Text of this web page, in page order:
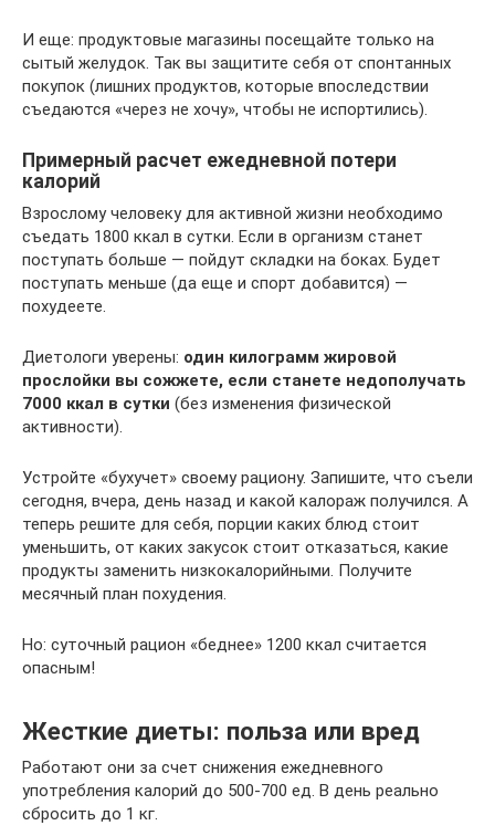
И еще: продуктовые магазины посещайте только на
сытый желудок. Так вы защитите себя от спонтанных
покупок (лишних продуктов, которые впоследствии
съедаются «через не хочу», чтобы не испортились).
Примерный расчет ежедневной потери
калорий
Взрослому человеку для активной жизни необходимо
съедать 1800 ккал в сутки. Если в организм станет
поступать больше — пойдут складки на боках. Будет
поступать меньше (да еще и спорт добавится) —
похудеете.
Диетологи уверены: один килограмм жировой
прослойки вы сожжете, если станете недополучать
7000 ккал в сутки (без изменения физической
активности).
Устройте «бухучет» своему рациону. Запишите, что съели
сегодня, вчера, день назад и какой калораж получился. А
теперь решите для себя, порции каких блюд стоит
уменьшить, от каких закусок стоит отказаться, какие
продукты заменить низкокалорийными. Получите
месячный план похудения.
Но: суточный рацион «беднее» 1200 ккал считается
опасным!
Жесткие диеты: польза или вред
Работают они за счет снижения ежедневного
употребления калорий до 500-700 ед. В день реально
сбросить до 1 кг.